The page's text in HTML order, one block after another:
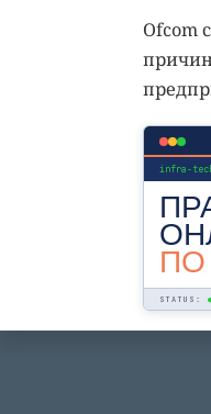
Ofcom
infra-
ПО
STATUS: